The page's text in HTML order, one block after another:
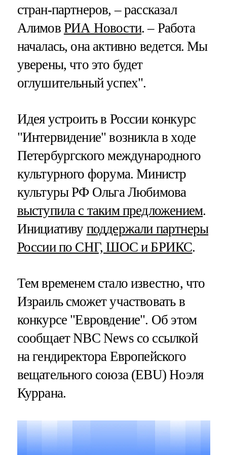
стран-партнеров, – рассказал
Алимов РИА Новости. – Работа
началась, она активно ведется. Мы
уверены, что это будет
оглушительный успех".
Идея устроить в России конкурс
"Интервидение" возникла в ходе
Петербургского международного
культурного форума. Министр
культуры РФ Ольга Любимова
выступила с таким предложением.
Инициативу поддержали партнеры
России по СНГ, ШОС и БРИКС.
Тем временем стало известно, что
Израиль сможет участвовать в
конкурсе "Евровдение". Об этом
сообщает NBC News со ссылкой
на гендиректора Европейского
вещательного союза (EBU) Ноэля
Куррана.